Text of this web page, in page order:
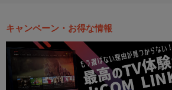
キャンペーン・お得な情報